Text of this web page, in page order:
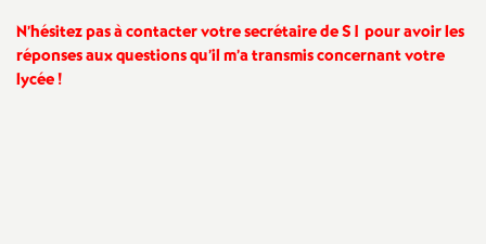
N’hésitez pas à contacter votre secrétaire de S1 pour avoir les
réponses aux questions qu’il m’a transmis concernant votre
lycée!